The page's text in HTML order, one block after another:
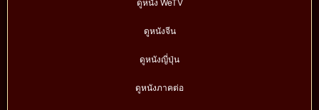
ดูหนัง WeTV
ดูหนังจีน
ดูหนังญี่ปุ่น
ดูหนังภาคต่อ